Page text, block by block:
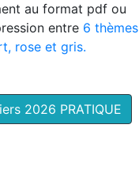
au format pdf ou
entre 6 thèmes
rose et gris.
2026 PRATIQUE